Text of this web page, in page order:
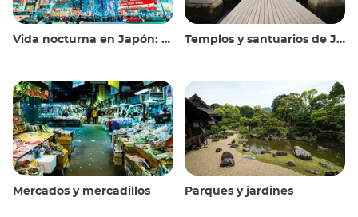
Vida nocturna en Japón: salir, ver y beber Templos y santuarios de Japón
Mercados y mercadillos Parques y jardines